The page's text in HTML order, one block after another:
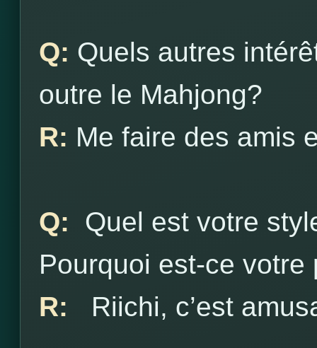
Q: Quels autres
outre le Mahjong?
R: Me faire des amis
Q: Quel est votre
Pourquoi est-ce votre
R: Riichi, c’est